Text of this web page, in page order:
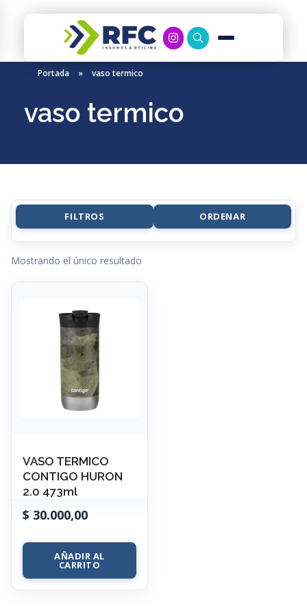
RFC Soluciones
Con 35 años de experiencia, RFC se especializa en muebles de oficina, soluciones tecnológicas y servicio técnico en Río Gallegos. Equipamos espacios de trabajo modernos y eficientes.
Portada » vaso termico
vaso termico
FILTROS ORDENAR
Mostrando el único resultado
VASO TERMICO
CONTIGO HURON
2.0 473ml
$ 30.000,00
AÑADIR AL
CARRITO